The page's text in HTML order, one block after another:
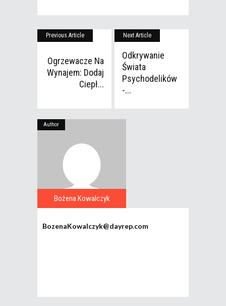
Previous Article
Ogrzewacze Na
Wynajem: Dodaj
Ciepł...
Next Article
Odkrywanie
Świata
Psychodelików
-...
Author
Bożena Kowalczyk
BozenaKowalczyk@dayrep.com